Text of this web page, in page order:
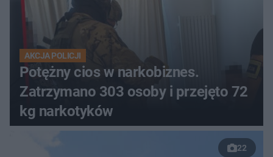
AKCJA POLICJI
Potężny cios w narkobiznes.
Zatrzymano 303 osoby i przejęto 72
kg narkotyków
22